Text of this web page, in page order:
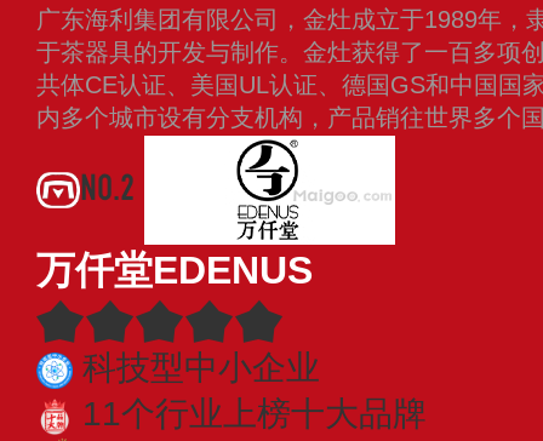
广东海利集团有限公司，金灶成立于1989年，
于茶器具的开发与制作。金灶获得了一百多项
共体CE认证、美国UL认证、德国GS和中国国
内多个城市设有分支机构，产品销往世界多个
NO.2
万仟堂EDENUS
科技型中小企业
11个行业上榜十大品牌